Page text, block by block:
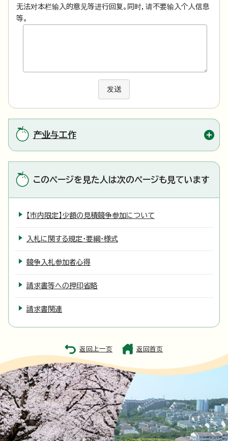
无法对本栏输入的意见等进行回复。同时，请不要输入个人信息
等。
发送
产业与工作
このページを見た人は次のページも見ています
【市内限定】少額の見積競争参加について
入札に関する規定・要綱・様式
競争入札参加者心得
請求書等への押印省略
請求書関連
返回上一页 返回首页